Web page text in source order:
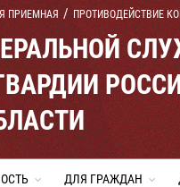
ПРИЕМНАЯ ПРОТИВОДЕЙСТВИЕ
ДЛЯ ГРАЖДАН